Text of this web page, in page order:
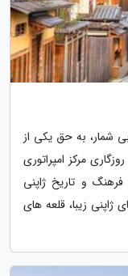
شمار، به حق یکی از
مرکز امپراتوری
فرهنگ و تاریخ ژاپنی
ژاپنی زیبا، قلعه های